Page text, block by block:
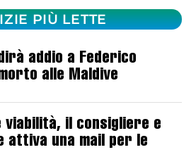
PIÙ LETTE
addio a Federico
alle Maldive
viabilità, il consigliere e
attiva una mail per le